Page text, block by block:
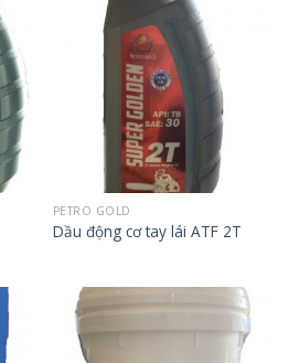
PETRO GOLD
Dầu động cơ tay lái ATF 2T